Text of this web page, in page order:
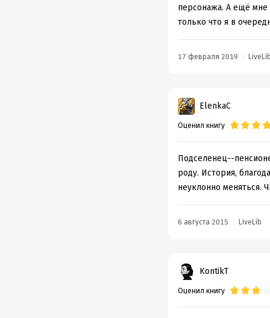
персонажа. А ещё мне
только что я в
17 февраля 2019 LiveLib
ElenkaC
Оценил книгу
Подселенец--
роду. История,
неуклонно меняться.
6 августа 2015 LiveLib
KontikT
Оценил книгу